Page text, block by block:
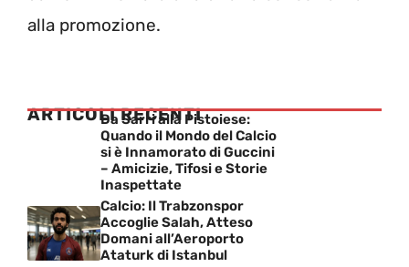
alla promozione.
ARTICOLI RECENTI
Da Sarri alla Pistoiese:
Quando il Mondo del Calcio
si è Innamorato di Guccini
– Amicizie, Tifosi e Storie
Inaspettate
Calcio: Il Trabzonspor
Accoglie Salah, Atteso
Domani all’Aeroporto
Ataturk di Istanbul